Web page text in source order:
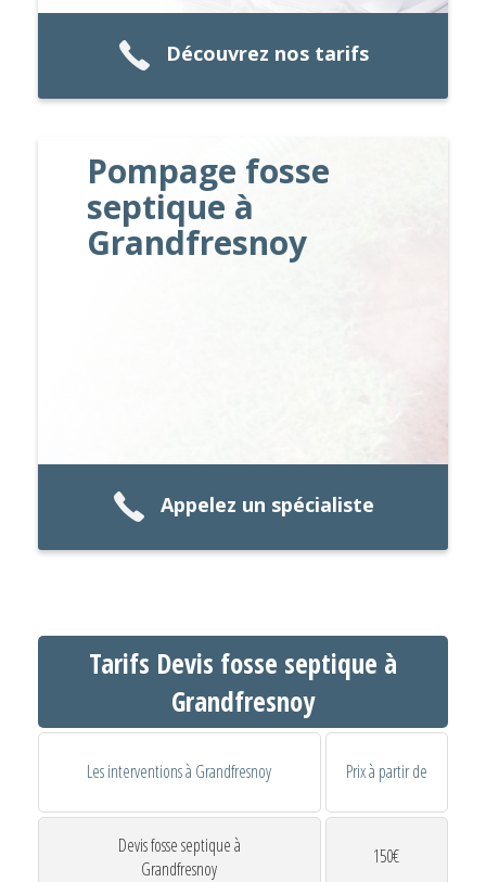
Découvrez nos tarifs
Pompage fosse
septique à
Grandfresnoy
Appelez un spécialiste
Tarifs Devis fosse septique à
Grandfresnoy
Les interventions à Grandfresnoy Prix à partir de
Devis fosse septique à
Grandfresnoy
150€